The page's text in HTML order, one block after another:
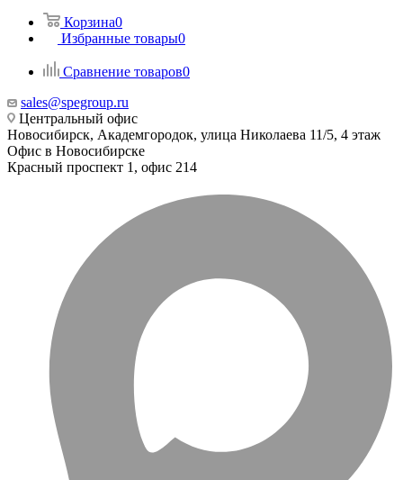
Корзина0
Избранные товары0
Сравнение товаров0
sales@spegroup.ru
Центральный офис
Новосибирск, Академгородок, улица Николаева 11/5, 4 этаж
Офис в Новосибирске
Красный проспект 1, офис 214